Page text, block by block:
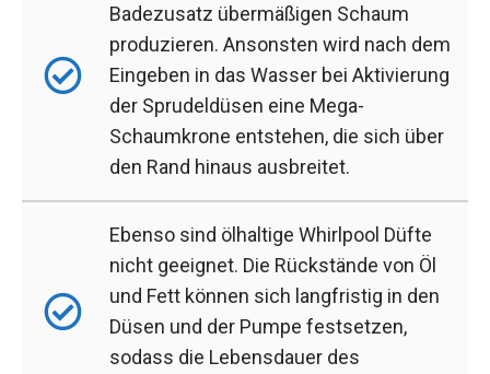
Badezusatz übermäßigen Schaum
produzieren. Ansonsten wird nach dem
Eingeben in das Wasser bei Aktivierung
der Sprudeldüsen eine Mega-
Schaumkrone entstehen, die sich über
den Rand hinaus ausbreitet.
Ebenso sind ölhaltige Whirlpool Düfte
nicht geeignet. Die Rückstände von Öl
und Fett können sich langfristig in den
Düsen und der Pumpe festsetzen,
sodass die Lebensdauer des